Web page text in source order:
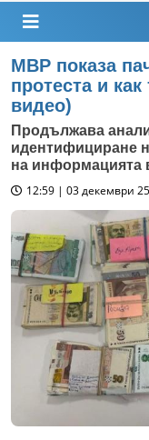
МВР показа
протеста и
видео)
Продължава
идентифициране
на информацията
12:59 | 03 декември 25